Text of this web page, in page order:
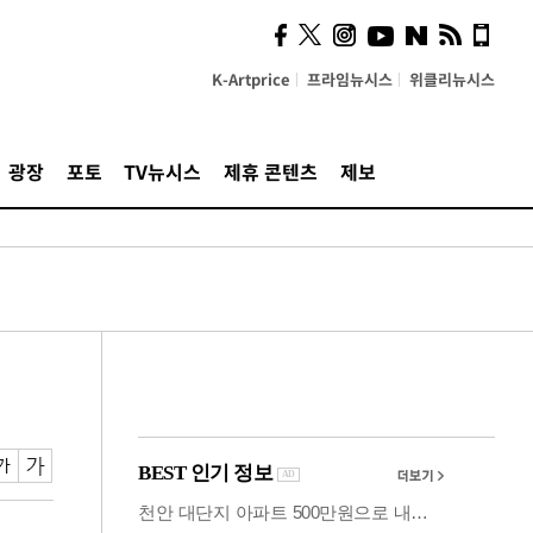
K-Artprice 프라임뉴시스 위클리뉴시스
광장 포토 TV뉴시스 제휴 콘텐츠 제보
시, 스마트폰 액세서리에
NFC 더했다